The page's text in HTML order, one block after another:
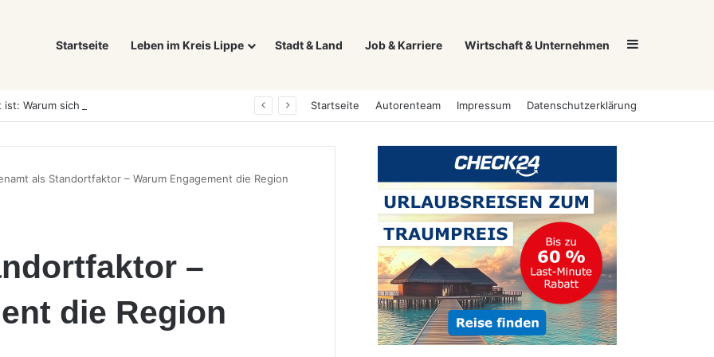
Startseite Leben im Kreis Lippe Stadt & Land Job & Karriere Wirtschaft & Unternehmen Sidebar
Startseite Autorenteam Impressum Datenschutzerklärung
als Standortfaktor – Warum Engagement die Region
–
die Region